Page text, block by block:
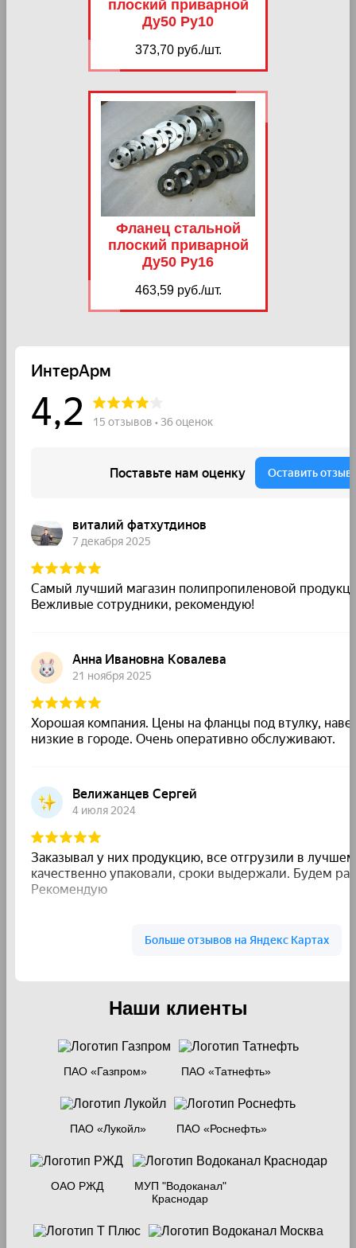
плоский приварной
Ду50 Ру10
373,70 руб./шт.
Фланец стальной
плоский приварной
Ду50 Ру16
463,59 руб./шт.
Наши клиенты
ПАО «Газпром» ПАО «Татнефть»
ПАО «Лукойл» ПАО «Роснефть»
ОАО РЖД
МУП "Водоканал"
Краснодар